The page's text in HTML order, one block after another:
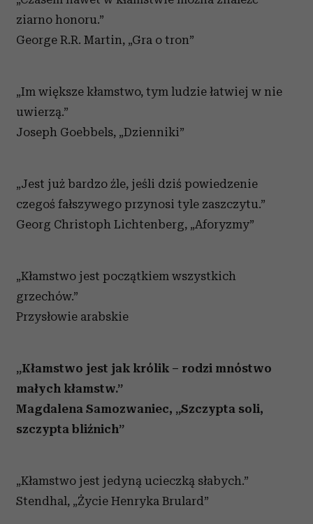
ziarno honoru.”
George R.R. Martin, „Gra o tron”
„Im większe kłamstwo, tym ludzie łatwiej w nie
uwierzą.”
Joseph Goebbels, „Dzienniki”
„Jest już bardzo źle, jeśli dziś powiedzenie
czegoś fałszywego przynosi tyle zaszczytu.”
Georg Christoph Lichtenberg, „Aforyzmy”
„Kłamstwo jest początkiem wszystkich
grzechów.”
Przysłowie arabskie
„Kłamstwo jest jak królik – rodzi mnóstwo
małych kłamstw.”
Magdalena Samozwaniec, „Szczypta soli,
szczypta bliźnich”
„Kłamstwo jest jedyną ucieczką słabych.”
Stendhal, „Życie Henryka Brulard”